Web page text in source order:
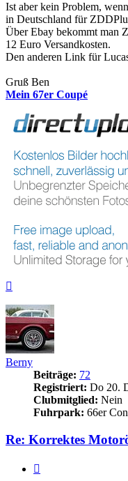
Ist aber kein Problem,
in Deutschland für
Über Ebay bekommt man
12 Euro Versandkosten.
Den anderen Link für
Gruß Ben
Mein 67er Coupé
Berny
Beiträge: 72
Registriert: Do 20.
Clubmitglied: Nein
Fuhrpark: 66er
Re: Korrektes